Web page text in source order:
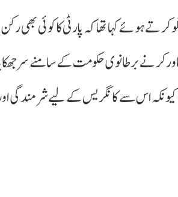
ہوئے کہا تھا کہ پارٹی کا کوئی بھی
نے برطانوی حکومت کے سامنے سر
کیونکہ اس سے کانگریس کے لیے شرمندگی